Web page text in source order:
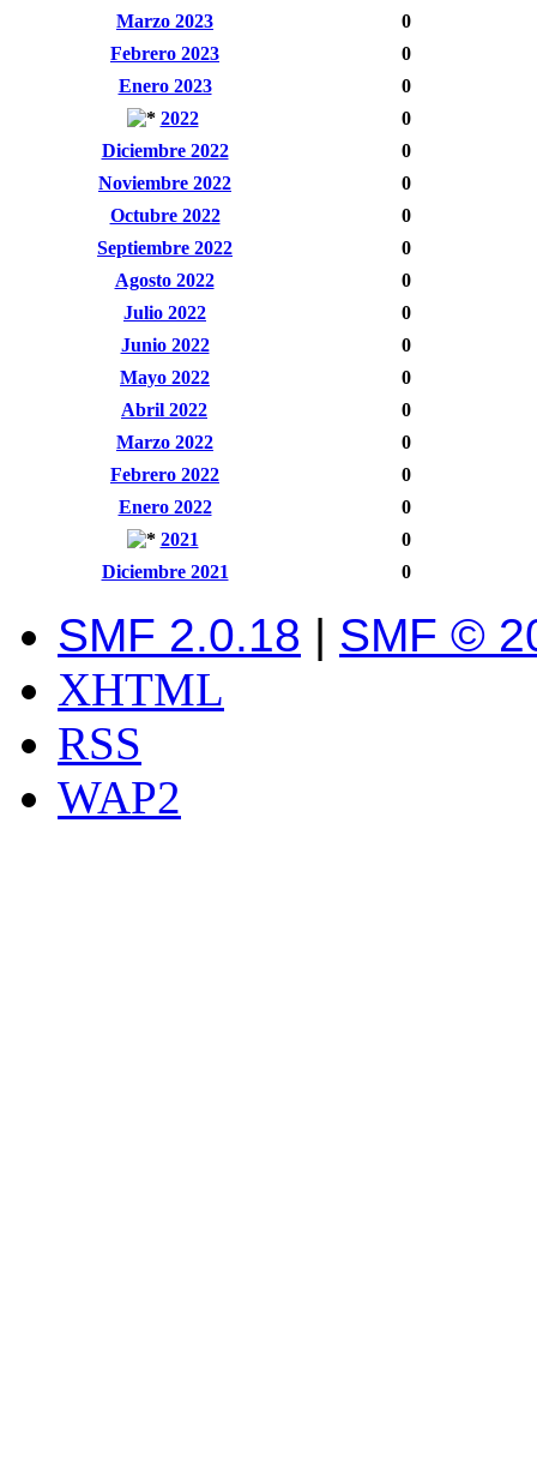
Marzo 2023
0
Febrero 2023
0
Enero 2023
0
2022
0
Diciembre 2022
0
Noviembre 2022
0
Octubre 2022
0
Septiembre 2022
0
Agosto 2022
0
Julio 2022
0
Junio 2022
0
Mayo 2022
0
Abril 2022
0
Marzo 2022
0
Febrero 2022
0
Enero 2022
0
2021
0
Diciembre 2021
0
SMF 2.0.18 | SMF ©
XHTML
RSS
WAP2